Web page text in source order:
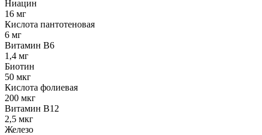
Ниацин
16 мг
Кислота пантотеновая
6 мг
Витамин B6
1,4 мг
Биотин
50 мкг
Кислота фолиевая
200 мкг
Витамин B12
2,5 мкг
Железо